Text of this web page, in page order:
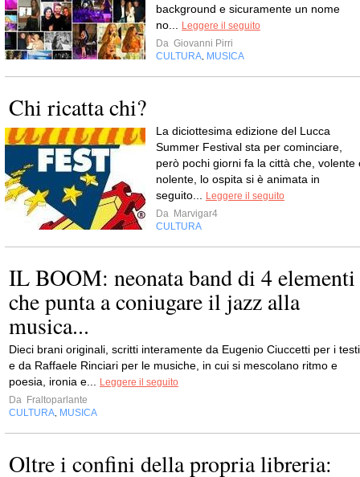
background e sicuramente un nome
no...
Leggere il seguito
Da Giovanni Pirri
CULTURA MUSICA
Chi ricatta chi?
La diciottesima edizione del Lucca
Summer Festival sta per cominciare,
però pochi giorni fa la città che, volente
nolente, lo ospita si è animata in
seguito...
Leggere il seguito
Da Marvigar4
CULTURA
IL BOOM: neonata band di 4 elementi
che punta a coniugare il jazz alla
musica...
Dieci brani originali, scritti interamente da Eugenio Ciuccetti per i testi
e da Raffaele Rinciari per le musiche, in cui si mescolano ritmo e
poesia, ironia e...
Leggere il seguito
Da Fraltoparlante
CULTURA MUSICA
Oltre i confini della propria libreria: